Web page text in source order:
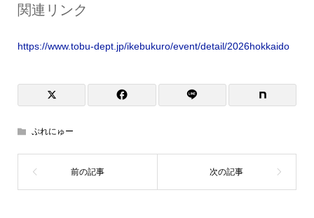
関連リンク
https://www.tobu-dept.jp/ikebukuro/event/detail/2026hokkaido
ぷれにゅー